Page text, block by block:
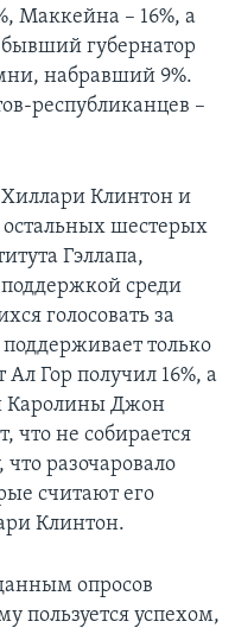
Маккейна – 16%, а
бывший губернатор
набравший 9%.
республиканцев –
Клинтон и
шестерых
Гэллапа,
среди
голосовать за
только
Гор получил 16%, а
Каролины Джон
что не собирается
разочаровало
считают его
Клинтон.
опросов
пользуется успехом,